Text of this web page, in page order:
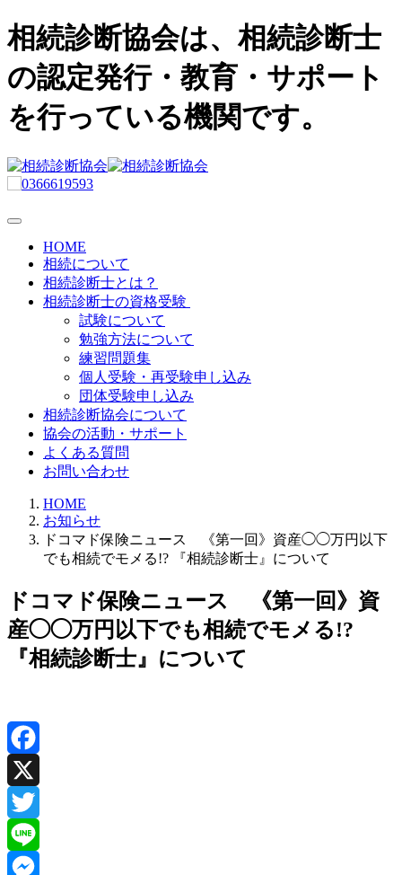
相続診断協会は、相続診断士
の認定発行・教育・サポート
を行っている機関です。
HOME
相続について
相続診断士とは？
相続診断士の資格受験
試験について
勉強方法について
練習問題集
個人受験・再受験申し込み
団体受験申し込み
相続診断協会について
協会の活動・サポート
よくある質問
お問い合わせ
HOME
お知らせ
ドコマド保険ニュース 《第一回》資産◯◯万円以下
でも相続でモメる!? 『相続診断士』について
ドコマド保険ニュース 《第一回》資
産◯◯万円以下でも相続でモメる!?
『相続診断士』について
Facebook
X
Twitter
Line